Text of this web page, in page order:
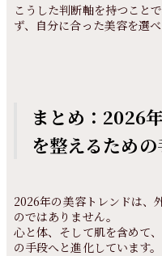
こうした判断軸を持つこと
ず、自分に合った美容を選
まとめ：2026
を整えるための
2026年の美容トレンドは、
のではありません。
心と体、そして肌を含めて
の手段へと進化しています。